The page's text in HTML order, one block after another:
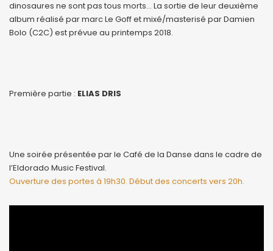
dinosaures ne sont pas tous morts… La sortie de leur deuxième
album réalisé par marc Le Goff et mixé/masterisé par Damien
Bolo (C2C) est prévue au printemps 2018.
Première partie : ELIAS DRIS
Une soirée présentée par le Café de la Danse dans le cadre de
l’Eldorado Music Festival.
Ouverture des portes à 19h30. Début des concerts vers 20h.